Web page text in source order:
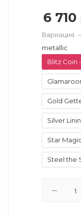
6 710
Вариация
metallic
Blitz Coin
Gold
Silver
Star
Steel the